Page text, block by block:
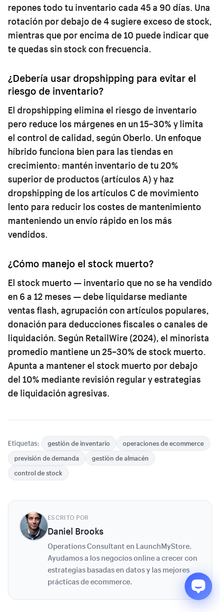
repones todo tu inventario cada 45 a 90 días. Una
rotación por debajo de 4 sugiere exceso de stock,
mientras que por encima de 10 puede indicar que
te quedas sin stock con frecuencia.
¿Debería usar dropshipping para evitar el
riesgo de inventario?
El dropshipping elimina el riesgo de inventario
pero reduce los márgenes en un 15–30% y limita
el control de calidad, según Oberlo. Un enfoque
híbrido funciona bien para las tiendas en
crecimiento: mantén inventario de tu 20%
superior de productos (artículos A) y haz
dropshipping de los artículos C de movimiento
lento para reducir los costes de mantenimiento
manteniendo un envío rápido en los más
vendidos.
¿Cómo manejo el stock muerto?
El stock muerto — inventario que no se ha vendido
en 6 a 12 meses — debe liquidarse mediante
ventas flash, agrupación con artículos populares,
donación para deducciones fiscales o canales de
liquidación. Según RetailWire (2024), el minorista
promedio mantiene un 25–30% de stock muerto.
Apunta a mantener el stock muerto por debajo
del 10% mediante revisión regular y estrategias
de liquidación agresivas.
Etiquetas: gestión de inventario
operaciones de ecommerce
previsión de demanda
gestión de almacén
control de stock
ESCRITO POR
Daniel Brooks
Operations Consultant en LaunchMyStore.
Ayudamos a los negocios online a crecer con
estrategias basadas en datos y las mejores
prácticas de ecommerce.